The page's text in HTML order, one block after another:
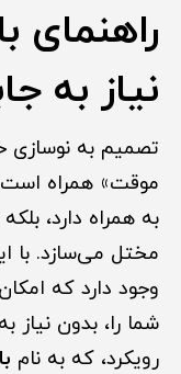
راهنمای
نیاز به
تصمیم به نوسازی
موقت» همراه
به همراه دارد،
مختل می‌سازد. با
وجود دارد که
شما را، بدون نیاز
رویکرد، که به نام